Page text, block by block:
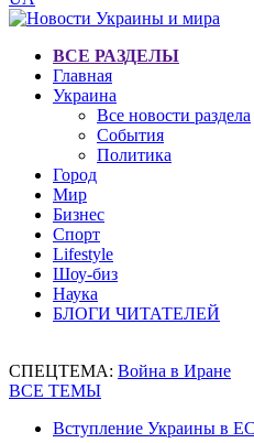
ВСЕ РАЗДЕЛЫ
Главная
Украина
Все новости раздела
События
Политика
Город
Мир
Бизнес
Спорт
Lifestyle
Шоу-биз
Наука
БЛОГИ ЧИТАТЕЛЕЙ
СПЕЦТЕМА: Война в Иране
ВСЕ ТЕМЫ
Вступление Украины в ЕС